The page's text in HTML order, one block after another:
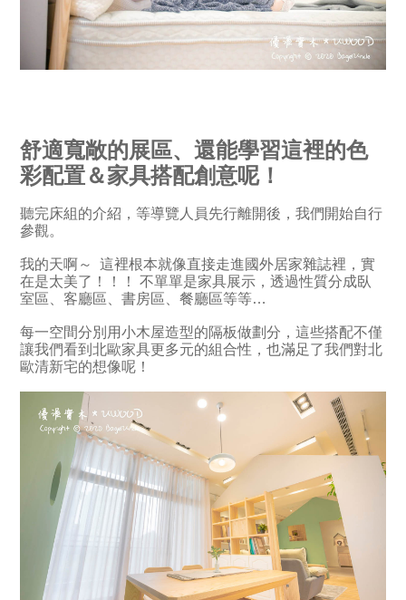
舒適寬敞的展區、還能學習這裡的色
彩配置＆家具搭配創意呢！
聽完床組的介紹，等導覽人員先行離開後，我們開始自行
參觀。
我的天啊～ 這裡根本就像直接走進國外居家雜誌裡，實
在是太美了！！！ 不單單是家具展示，透過性質分成臥
室區、客廳區、書房區、餐廳區等等…
每一空間分別用小木屋造型的隔板做劃分，這些搭配不僅
讓我們看到北歐家具更多元的組合性，也滿足了我們對北
歐清新宅的想像呢！